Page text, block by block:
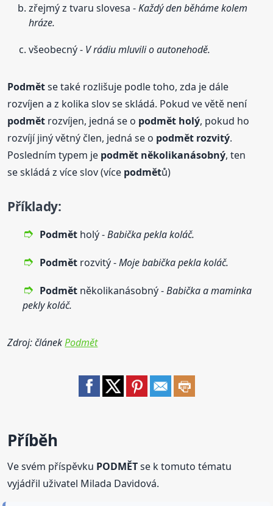
zřejmý z tvaru slovesa -Každý den běháme kolem
hráze.
všeobecný - V rádiu mluvili o autonehodě.
Podmětse také rozlišuje podle toho, zda je dále
rozvíjen a z kolika slov se skládá. Pokud ve větě není
podmět rozvíjen, jedná se o podmět holý, pokud ho
rozvíjí jiný větný člen, jedná se o podmět rozvitý.
Posledním typem je podmět několikanásobný, ten
se skládá z více slov (více podmětů)
Příklady:
Podmět holý -Babička pekla koláč.
Podmět rozvitý -Moje babička pekla koláč.
Podmět několikanásobný -Babička a maminka
pekly koláč.
Zdroj: článekPodmět
Příběh
Ve svém příspěvku PODMĚTse k tomuto tématu
vyjádřil uživatel Milada Davidová.